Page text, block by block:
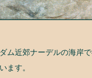
ム近郊ナーデルの海岸
ます。